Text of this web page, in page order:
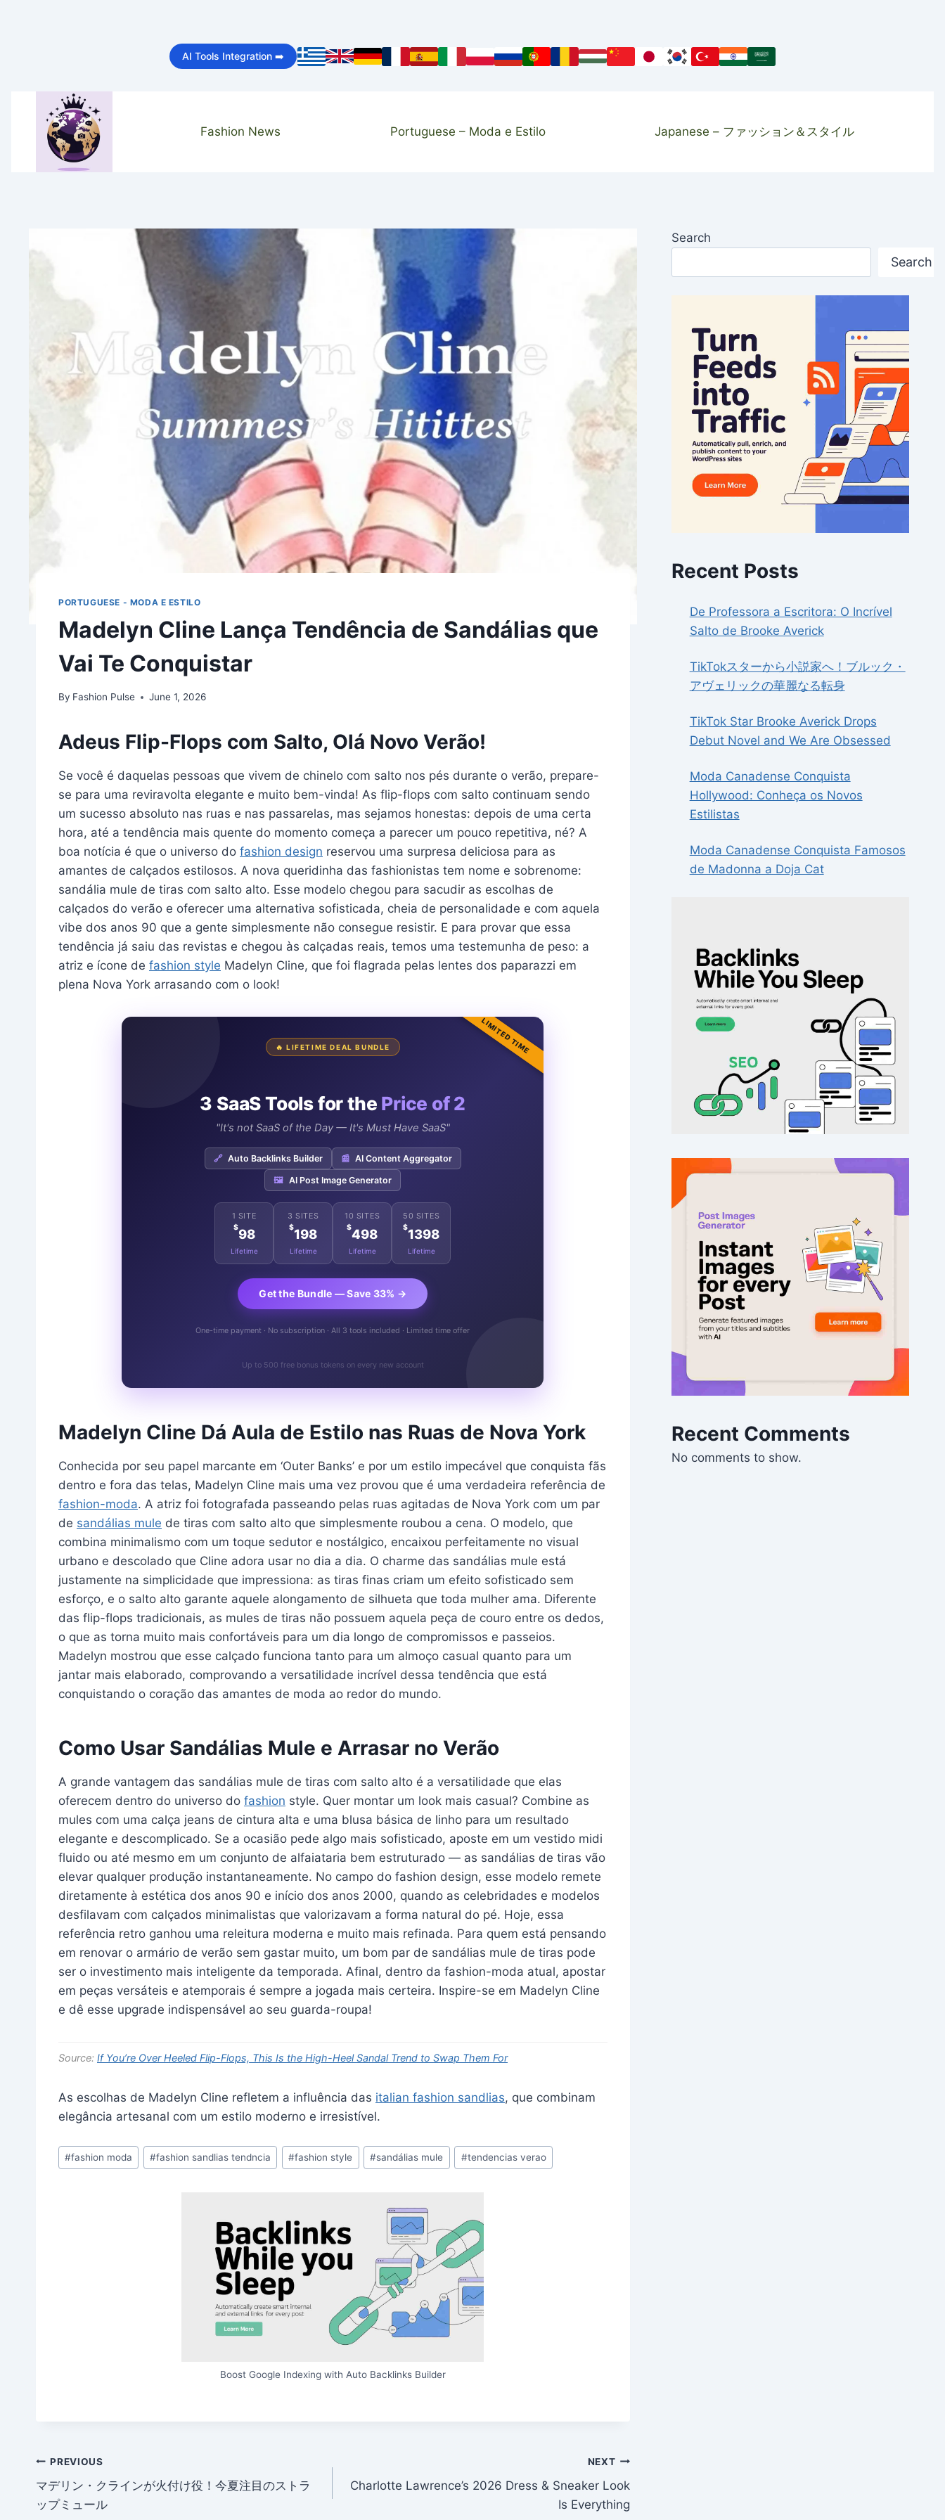
AI Tools Integration ➡️
Fashion News Portuguese – Moda e Estilo Japanese – ファッション＆スタイル
PORTUGUESE - MODA E ESTILO
Madelyn Cline Lança Tendência de Sandálias que
Vai Te Conquistar
By Fashion Pulse June 1, 2026
Adeus Flip-Flops com Salto, Olá Novo Verão!
Se você é daquelas pessoas que vivem de chinelo com salto nos pés durante o verão, prepare-
se para uma reviravolta elegante e muito bem-vinda! As flip-flops com salto continuam sendo
um sucesso absoluto nas ruas e nas passarelas, mas sejamos honestas: depois de uma certa
hora, até a tendência mais quente do momento começa a parecer um pouco repetitiva, né? A
boa notícia é que o universo do fashion design reservou uma surpresa deliciosa para as
amantes de calçados estilosos. A nova queridinha das fashionistas tem nome e sobrenome:
sandália mule de tiras com salto alto. Esse modelo chegou para sacudir as escolhas de
calçados do verão e oferecer uma alternativa sofisticada, cheia de personalidade e com aquela
vibe dos anos 90 que a gente simplesmente não consegue resistir. E para provar que essa
tendência já saiu das revistas e chegou às calçadas reais, temos uma testemunha de peso: a
atriz e ícone de fashion style Madelyn Cline, que foi flagrada pelas lentes dos paparazzi em
plena Nova York arrasando com o look!
LIMITED TIME
🔥 LIFETIME DEAL BUNDLE
3 SaaS Tools for the Price of 2
"It's not SaaS of the Day — It's Must Have SaaS"
🔗 Auto Backlinks Builder 📰 AI Content Aggregator
🖼️ AI Post Image Generator
1 SITE
$98
Lifetime
3 SITES
$198
Lifetime
10 SITES
$498
Lifetime
50 SITES
$1398
Lifetime
Get the Bundle — Save 33% →
One-time payment · No subscription · All 3 tools included · Limited time offer
Up to 500 free bonus tokens on every new account
Madelyn Cline Dá Aula de Estilo nas Ruas de Nova York
Conhecida por seu papel marcante em ‘Outer Banks’ e por um estilo impecável que conquista fãs
dentro e fora das telas, Madelyn Cline mais uma vez provou que é uma verdadeira referência de
fashion-moda. A atriz foi fotografada passeando pelas ruas agitadas de Nova York com um par
de sandálias mule de tiras com salto alto que simplesmente roubou a cena. O modelo, que
combina minimalismo com um toque sedutor e nostálgico, encaixou perfeitamente no visual
urbano e descolado que Cline adora usar no dia a dia. O charme das sandálias mule está
justamente na simplicidade que impressiona: as tiras finas criam um efeito sofisticado sem
esforço, e o salto alto garante aquele alongamento de silhueta que toda mulher ama. Diferente
das flip-flops tradicionais, as mules de tiras não possuem aquela peça de couro entre os dedos,
o que as torna muito mais confortáveis para um dia longo de compromissos e passeios.
Madelyn mostrou que esse calçado funciona tanto para um almoço casual quanto para um
jantar mais elaborado, comprovando a versatilidade incrível dessa tendência que está
conquistando o coração das amantes de moda ao redor do mundo.
Como Usar Sandálias Mule e Arrasar no Verão
A grande vantagem das sandálias mule de tiras com salto alto é a versatilidade que elas
oferecem dentro do universo do fashion style. Quer montar um look mais casual? Combine as
mules com uma calça jeans de cintura alta e uma blusa básica de linho para um resultado
elegante e descomplicado. Se a ocasião pede algo mais sofisticado, aposte em um vestido midi
fluido ou até mesmo em um conjunto de alfaiataria bem estruturado — as sandálias de tiras vão
elevar qualquer produção instantaneamente. No campo do fashion design, esse modelo remete
diretamente à estética dos anos 90 e início dos anos 2000, quando as celebridades e modelos
desfilavam com calçados minimalistas que valorizavam a forma natural do pé. Hoje, essa
referência retro ganhou uma releitura moderna e muito mais refinada. Para quem está pensando
em renovar o armário de verão sem gastar muito, um bom par de sandálias mule de tiras pode
ser o investimento mais inteligente da temporada. Afinal, dentro da fashion-moda atual, apostar
em peças versáteis e atemporais é sempre a jogada mais certeira. Inspire-se em Madelyn Cline
e dê esse upgrade indispensável ao seu guarda-roupa!
Source: If You’re Over Heeled Flip-Flops, This Is the High-Heel Sandal Trend to Swap Them For
As escolhas de Madelyn Cline refletem a influência das italian fashion sandlias, que combinam
elegância artesanal com um estilo moderno e irresistível.
Post
Tags:
#fashion moda #fashion sandlias tendncia #fashion style #sandálias mule #tendencias verao
Boost Google Indexing with Auto Backlinks Builder
Post
navigation
PREVIOUS
マデリン・クラインが火付け役！今夏注目のストラ
ップミュール
NEXT
Charlotte Lawrence’s 2026 Dress & Sneaker Look
Is Everything
Search
Search
Recent Posts
De Professora a Escritora: O Incrível
Salto de Brooke Averick
TikTokスターから小説家へ！ブルック・
アヴェリックの華麗なる転身
TikTok Star Brooke Averick Drops
Debut Novel and We Are Obsessed
Moda Canadense Conquista
Hollywood: Conheça os Novos
Estilistas
Moda Canadense Conquista Famosos
de Madonna a Doja Cat
Recent Comments
No comments to show.